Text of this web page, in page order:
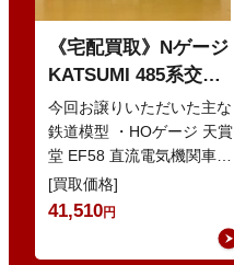
《宅配買取》Nゲージ
KATSUMI 485系交直
流特急型電車 などの
鉄道模型
今回お譲りいただいた主な
鉄道模型 ・HOゲージ 天賞
堂 EF58 直流電気機関車
・Nゲージ KATO 10-386
285系0番…
[買取価格]
41,510円